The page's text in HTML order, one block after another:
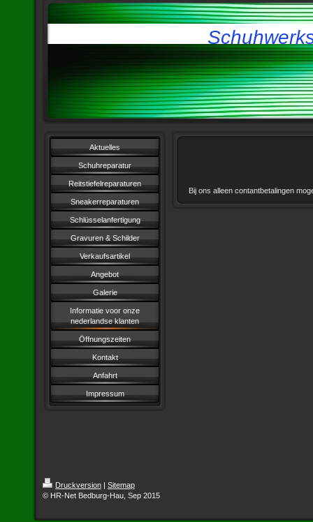
Aktuelles
Schuhreparatur
Reitstiefelreparaturen
Sneakerreparaturen
Schlüsselanfertigung
Gravuren & Schilder
Verkaufsartikel
Angebot
Galerie
Informatie voor onze
nederlandse klanten
Öffnungszeiten
Kontakt
Anfahrt
Impressum
Bij ons alleen contantbetalingen
Druckversion | Sitemap
© HR-Net Bedburg-Hau, Sep 2015